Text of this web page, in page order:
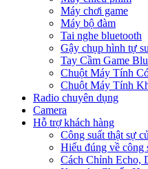
Máy chơi game
Máy bộ đàm
Tai nghe bluetooth
Gậy chụp hình tự
Tay Cầm Game
Chuột Máy Tính
Chuột Máy Tính
Radio chuyên dụng
Camera
Hỗ trợ khách hàng
Công suất thật sự
Hiểu đúng về công
Cách Chỉnh Echo,